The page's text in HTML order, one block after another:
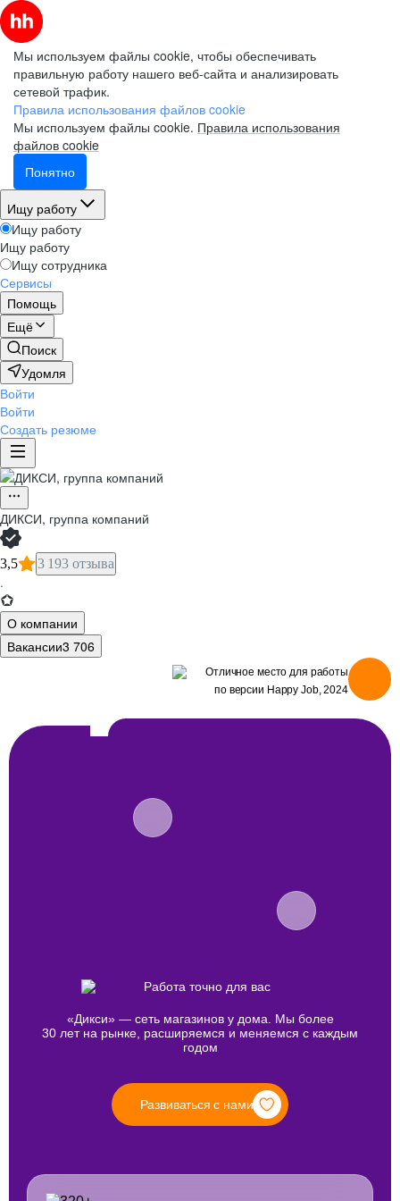
Мы используем файлы cookie, чтобы обеспечивать
правильную работу нашего веб-сайта и анализировать
сетевой трафик.
Правила использования файлов cookie
Мы используем файлы cookie. Правила использования
файлов cookie
Понятно
Ищу работу
Ищу работу
Ищу работу
Ищу сотрудника
Сервисы
Помощь
Ещё
Поиск
Удомля
Войти
Войти
Создать резюме
ДИКСИ, группа компаний
3,5 3 193 отзыва
·
О компании
Вакансии3 706
по версии Happy Job, 2024
«Дикси» — сеть магазинов у дома. Мы более
30 лет на рынке, расширяемся и меняемся с каждым
годом
Развиваться с нами